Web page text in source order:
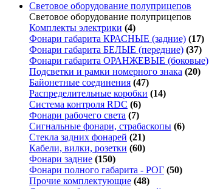
Световое оборудование полуприцепов
Световое оборудование полуприцепов
Комплекты электрики (4)
Фонари габарита КРАСНЫЕ (задние) (17)
Фонари габарита БЕЛЫЕ (передние) (37)
Фонари габарита ОРАНЖЕВЫЕ (боковые)
Подсветки и рамки номерного знака (20)
Байонетные соединения (47)
Распределительные коробки (14)
Система контроля RDC (6)
Фонари рабочего света (7)
Сигнальные фонари, страбаскопы (6)
Стекла задних фонарей (21)
Кабели, вилки, розетки (60)
Фонари задние (150)
Фонари полного габарита - РОГ (50)
Прочие комплектующие (48)